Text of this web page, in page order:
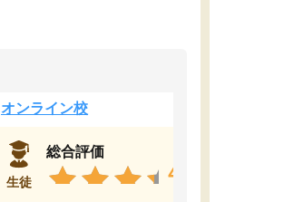
オンライン校
生徒
総合評価
4.8